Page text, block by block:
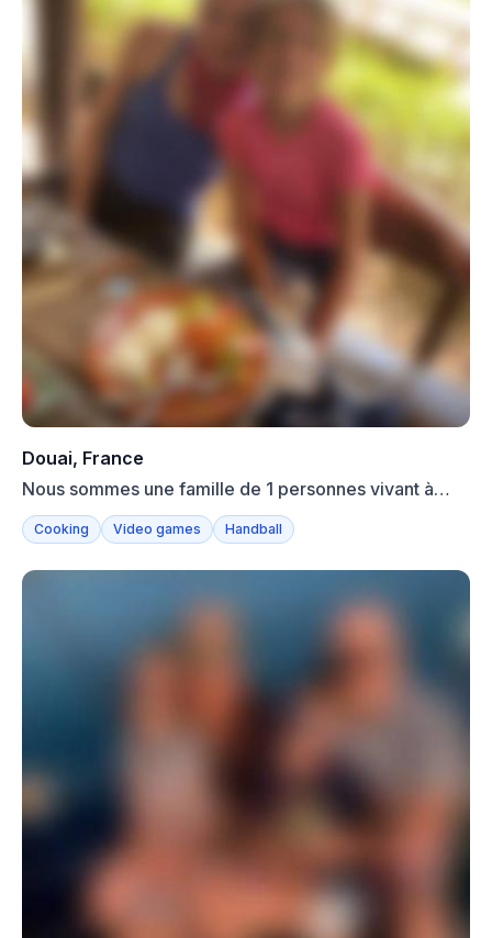
Douai, France
Nous sommes une famille de 1 personnes vivant à
Douai. Asma....
Cooking Video games Handball